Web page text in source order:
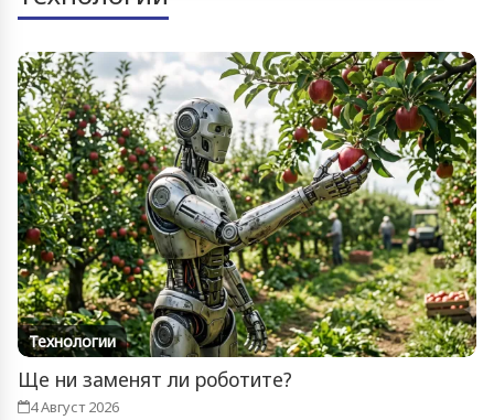
Технологии
Ще ни заменят ли роботите?
4 Август 2026